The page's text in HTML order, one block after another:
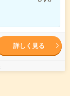
詳しく見る